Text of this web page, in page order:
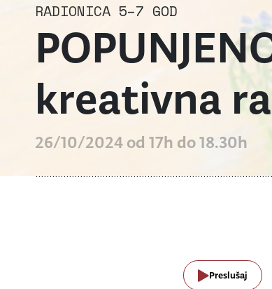
RADIONICA 5–7 GOD
kreativna
26/10/2024 od 17h do 18.30h
Preslušaj